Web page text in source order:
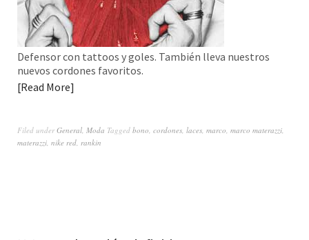
Defensor con tattoos y goles. También lleva nuestros
nuevos cordones favoritos.
Read More
Filed underGeneral, Moda Tagged bono, cordones, laces, marco, marco materazzi,
materazzi, nike red, rankin